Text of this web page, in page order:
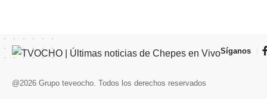
Síganos
@2026 Grupo teveocho. Todos los derechos reservados